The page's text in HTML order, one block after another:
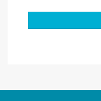
della condivisione di